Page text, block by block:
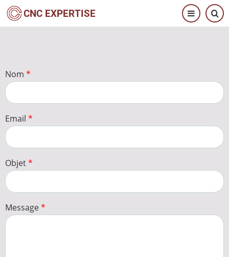
Aller
au
CNC EXPERTISE
Nom
Email
Objet
Message